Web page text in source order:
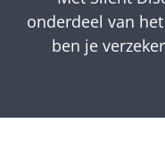
onderdeel van
ben je